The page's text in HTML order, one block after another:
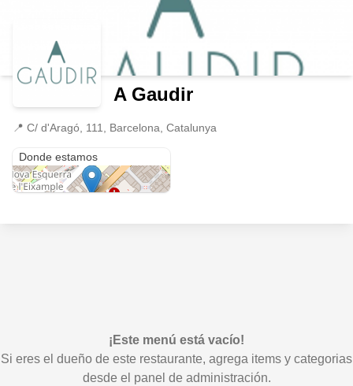
A Gaudir
📍 C/ d'Aragó, 111, Barcelona, Catalunya
Donde estamos
¡Este menú está vacío!
Si eres el dueño de este restaurante, agrega items y categorias
desde el panel de administración.